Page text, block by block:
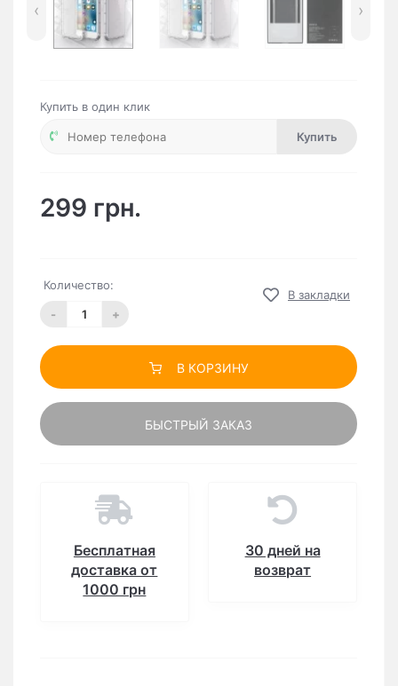
‹ ›
Купить в один клик
Купить
299 грн.
Количество:
- +
В закладки
В КОРЗИНУ
БЫСТРЫЙ ЗАКАЗ
Бесплатная
доставка от
1000 грн
30 дней на
возврат